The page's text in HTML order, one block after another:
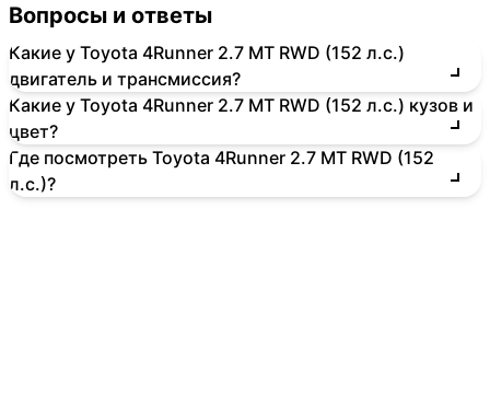
Вопросы и ответы
Какие у Toyota 4Runner 2.7 MT RWD (152 л.с.)
двигатель и трансмиссия?
Какие у Toyota 4Runner 2.7 MT RWD (152 л.с.) кузов и
цвет?
Где посмотреть Toyota 4Runner 2.7 MT RWD (152
л.с.)?